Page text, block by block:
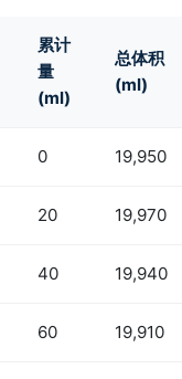
累计
量
(ml)
总体积
(ml)
0 19,950
20 19,970
40 19,940
60 19,910